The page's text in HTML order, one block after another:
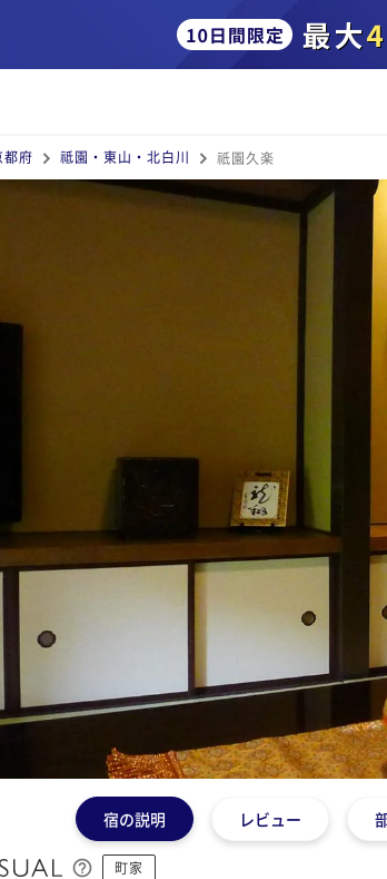
都府 祗園・東山・北白川 祇園久楽
宿の説明 レビュー
町家